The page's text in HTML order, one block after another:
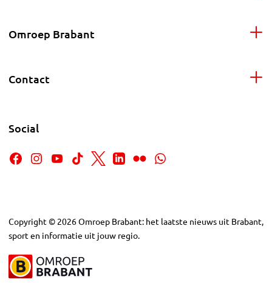
Omroep Brabant
Contact
Social
Copyright © 2026Omroep Brabant: het laatste nieuws uit Brabant,
sport en informatie uit jouw regio.